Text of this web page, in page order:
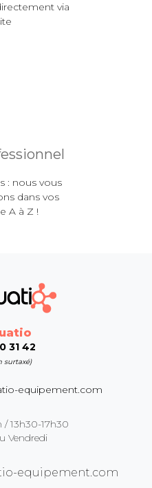
via
: nous vous
dans vos
A à Z !
31 42
surtaxé)
equipement.com
/ 13h30-17h30
Vendredi